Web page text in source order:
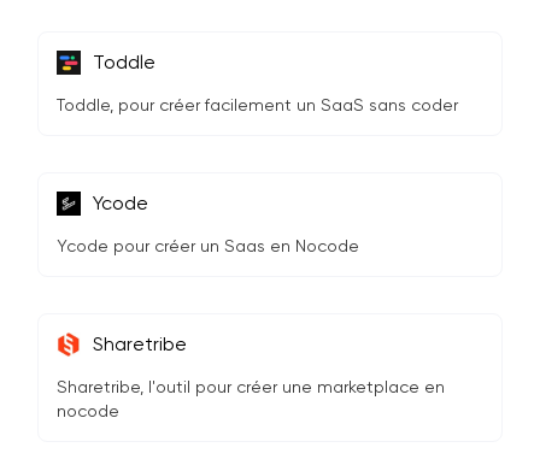
Toddle
Toddle, pour créer facilement un SaaS sans coder
Ycode
Ycode pour créer un Saas en Nocode
Sharetribe
Sharetribe, l'outil pour créer une marketplace en
nocode